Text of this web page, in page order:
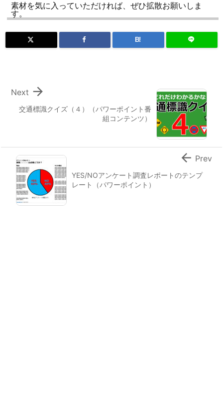
素材を気に入っていただければ、ぜひ拡散お願いしま
す。
B!
交通標識クイズ（４）（パワーポイント番
組コンテンツ）

Next
YES/NOアンケート調査レポートのテンプ
レート（パワーポイント）
 Prev